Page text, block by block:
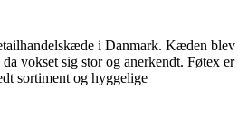
i Danmark. Kæden blev
vokset sig stor og anerkendt. Føtex er
sortiment og hyggelige